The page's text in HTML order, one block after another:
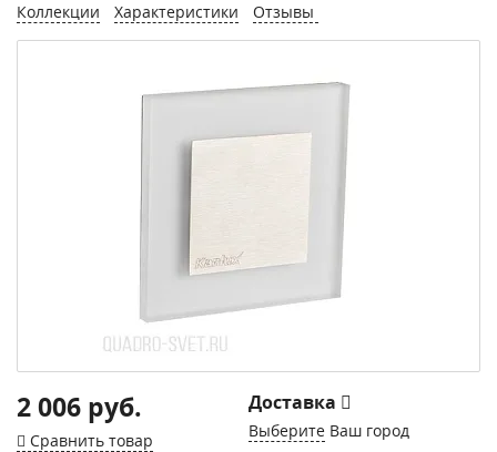
Коллекции Характеристики Отзывы
2 006 руб.
Сравнить товар
Доставка
Выберите Ваш город